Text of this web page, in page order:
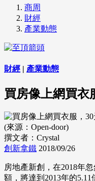
商周
財經
產業動態
財經 | 產業動態
買房像上網買衣
(來源：Open-door)
撰文者：Crystal
創新拿鐵 2018/09/26
房地產新創，在2018年
額，將達到2013年的5.11